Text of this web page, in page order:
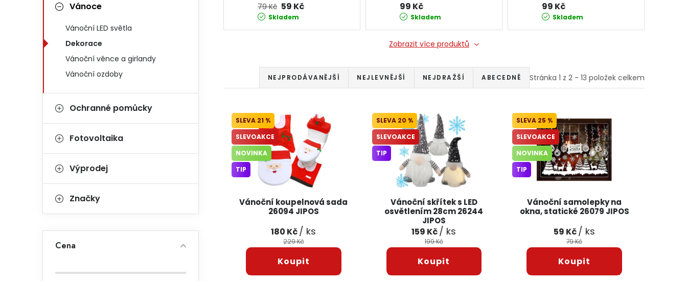
Vánoce
Vánoční LED světla
Dekorace
Vánoční věnce a girlandy
Vánoční ozdoby
Ochranné pomůcky
Fotovoltaika
Výprodej
Značky
Cena
79 Kč 59 Kč
Skladem
99 Kč
Skladem
99 Kč
Skladem
Zobrazit více produktů
Stránka 1 z 2 - 13 položek celkem
Řazení produktů
NEJPRODÁVANĚJŠÍ NEJLEVNĚJŠÍ NEJDRAŽŠÍ ABECEDNĚ
Výpis produktů
Vánoční koupelnová sada
26094 JIPOS
21 %
SLEVOAKCE
NOVINKA
TIP
180 Kč/ ks
229 Kč
Vánoční skřítek s LED
osvětlením 28cm 26244
JIPOS
20 %
SLEVOAKCE
TIP
159 Kč/ ks
199 Kč
Vánoční samolepky na
okna, statické 26079 JIPOS
25 %
SLEVOAKCE
NOVINKA
TIP
59 Kč/ ks
79 Kč